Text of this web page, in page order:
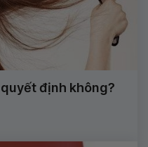
định không?